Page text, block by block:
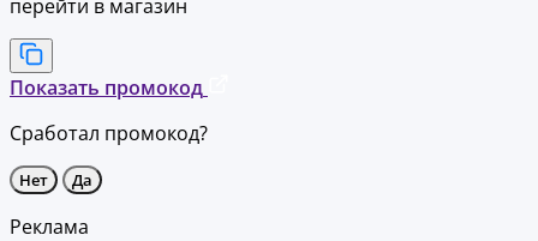
перейти в магазин
Показать промокод
Сработал промокод?
Нет Да
Реклама